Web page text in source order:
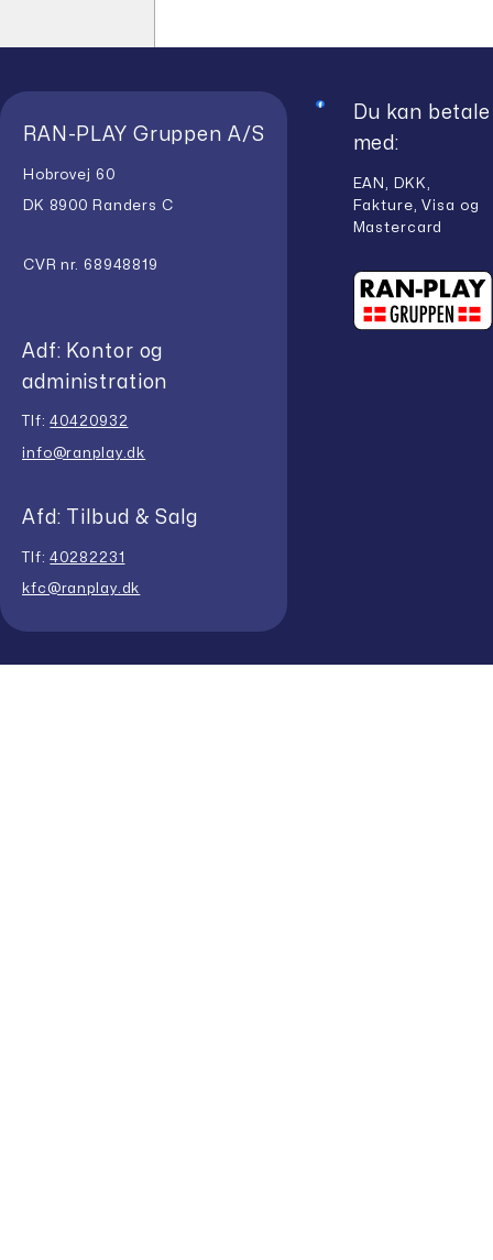
RAN-PLAY Gruppen A/S
Hobrovej 60
DK 8900 Randers C
CVR nr. 68948819
Adf: Kontor og
administration
Tlf:40420932
info@ranplay.dk
Afd: Tilbud & Salg
Tlf:40282231
kfc@ranplay.dk
Du kan betale
med:
EAN, DKK,
Fakture, Visa og
Mastercard